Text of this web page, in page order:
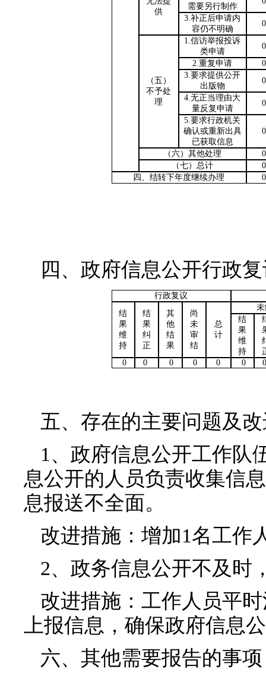
供
需要另行制作
3.补正后申请内
容仍不明确
0
（五）
不予处
理
1.信访举报投诉
类申请
0
2.重复申请
0
3.要求提供公开
出版物
0
4.无正当理由大
量反复申请
0
5.要求行政机关
确认或重新出具
已获取信息
0
（六）其他处理
0
（七）总计
0
四、结转下年度继续办理
0
四、政府信息公开行政
行政复议
结
果
维
持
结
果
纠
正
其
他
结
果
尚
未
审
结
总
计
结
果
维
持
0
0 0 0 0 0
五、存在的主要问题及
1、政府信息公开工作队
息公开的人员负责收集信
息报送不全面。
改进措施：增加1名工作
2、政务信息公开不及时
改进措施：工作人员平
上报信息，确保政府信息
六、其他需要报告的事项